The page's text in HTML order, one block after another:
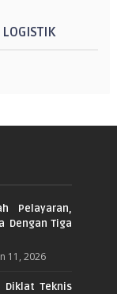
Pelayaran,
Dengan Tiga
11, 2026
Diklat Teknis